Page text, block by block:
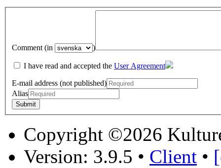
Comment (in )
I have read and accepted the User Agreement
E-mail address (not published)
Alias
Copyright ©2026
Version: 3.9.5 • Client •